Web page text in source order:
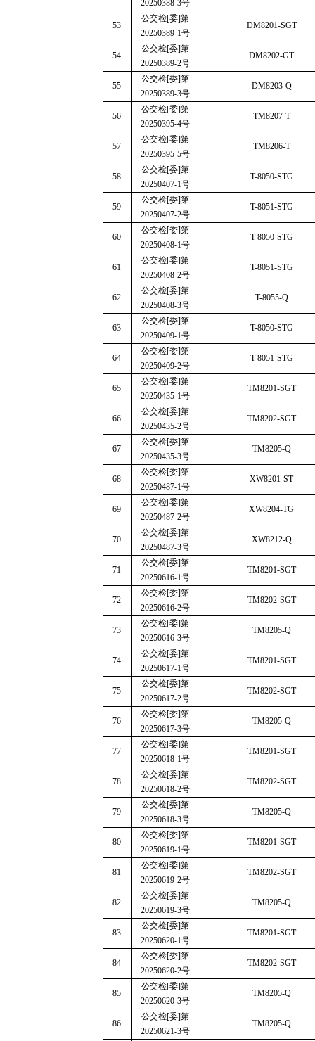
20250388-3号
53
公交检[委]第
20250389-1号
DM8201-SGT
54
公交检[委]第
20250389-2号
DM8202-GT
55
公交检[委]第
20250389-3号
DM8203-Q
56
公交检[委]第
20250395-4号
TM8207-T
57
公交检[委]第
20250395-5号
TM8206-T
58
公交检[委]第
20250407-1号
T-8050-STG
59
公交检[委]第
20250407-2号
T-8051-STG
60
公交检[委]第
20250408-1号
T-8050-STG
61
公交检[委]第
20250408-2号
T-8051-STG
62
公交检[委]第
20250408-3号
T-8055-Q
63
公交检[委]第
20250409-1号
T-8050-STG
64
公交检[委]第
20250409-2号
T-8051-STG
65
公交检[委]第
20250435-1号
TM8201-SGT
66
公交检[委]第
20250435-2号
TM8202-SGT
67
公交检[委]第
20250435-3号
TM8205-Q
68
公交检[委]第
20250487-1号
XW8201-ST
69
公交检[委]第
20250487-2号
XW8204-TG
70
公交检[委]第
20250487-3号
XW8212-Q
71
公交检[委]第
20250616-1号
TM8201-SGT
72
公交检[委]第
20250616-2号
TM8202-SGT
73
公交检[委]第
20250616-3号
TM8205-Q
74
公交检[委]第
20250617-1号
TM8201-SGT
75
公交检[委]第
20250617-2号
TM8202-SGT
76
公交检[委]第
20250617-3号
TM8205-Q
77
公交检[委]第
20250618-1号
TM8201-SGT
78
公交检[委]第
20250618-2号
TM8202-SGT
79
公交检[委]第
20250618-3号
TM8205-Q
80
公交检[委]第
20250619-1号
TM8201-SGT
81
公交检[委]第
20250619-2号
TM8202-SGT
82
公交检[委]第
20250619-3号
TM8205-Q
83
公交检[委]第
20250620-1号
TM8201-SGT
84
公交检[委]第
20250620-2号
TM8202-SGT
85
公交检[委]第
20250620-3号
TM8205-Q
86
公交检[委]第
20250621-3号
TM8205-Q